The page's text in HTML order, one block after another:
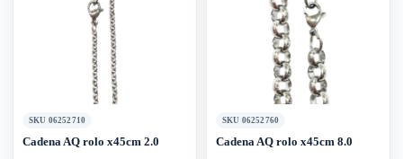
SKU 06252710
Cadena AQ rolo x45cm 2.0
SKU 06252760
Cadena AQ rolo x45cm 8.0